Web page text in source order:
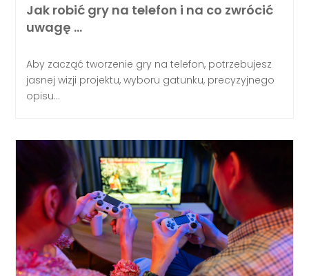
Jak robić gry na telefon i na co zwrócić
uwagę …
Aby zacząć tworzenie gry na telefon, potrzebujesz
jasnej wizji projektu, wyboru gatunku, precyzyjnego
opisu...